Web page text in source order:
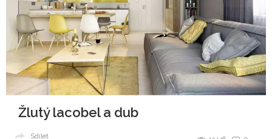
Žlutý lacobel a dub
Sdílet